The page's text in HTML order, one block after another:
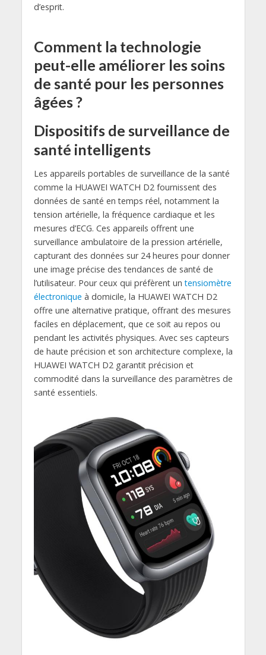
d’esprit.
Comment la technologie
peut-elle améliorer les soins
de santé pour les personnes
âgées ?
Dispositifs de surveillance de
santé intelligents
Les appareils portables de surveillance de la santé
comme la HUAWEI WATCH D2 fournissent des
données de santé en temps réel, notamment la
tension artérielle, la fréquence cardiaque et les
mesures d’ECG. Ces appareils offrent une
surveillance ambulatoire de la pression artérielle,
capturant des données sur 24 heures pour donner
une image précise des tendances de santé de
l’utilisateur. Pour ceux qui préfèrent untensiomètre
électronique à domicile, la HUAWEI WATCH D2
offre une alternative pratique, offrant des mesures
faciles en déplacement, que ce soit au repos ou
pendant les activités physiques. Avec ses capteurs
de haute précision et son architecture complexe, la
HUAWEI WATCH D2 garantit précision et
commodité dans la surveillance des paramètres de
santé essentiels.